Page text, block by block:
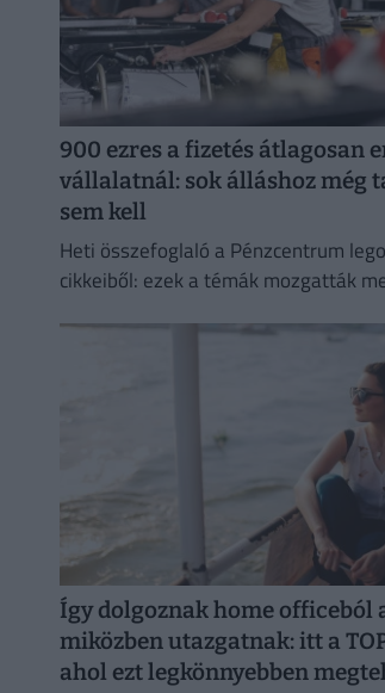
900 ezres a fizetés átlagosan
vállalatnál: sok álláshoz még
sem kell
Heti összefoglaló a Pénzcentrum
cikkeiből: ezek a témák mozgatták
Így dolgoznak home officeból
miközben utazgatnak: itt a
ahol ezt legkönnyebben